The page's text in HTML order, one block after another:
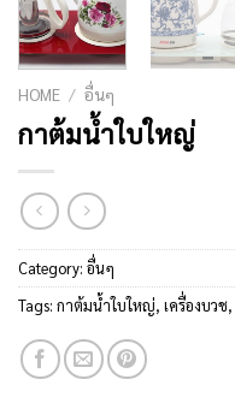
HOME / อื่นๆ
กาต้มน้ำใบใหญ่
Category: อื่นๆ
Tags: กาต้มน้ำใบใหญ่, เครื่องบวช,